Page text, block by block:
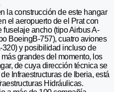
la construcción de este hangar
el aeropuerto de el Prat con
ancho (tipo Airbus A-
BoeingB-757), cuatro aviones
y posibilidad incluso de
grandes del momento, los
de cuya dirección técnica se
Infraestructuras de Iberia, está
Hidráulicas.